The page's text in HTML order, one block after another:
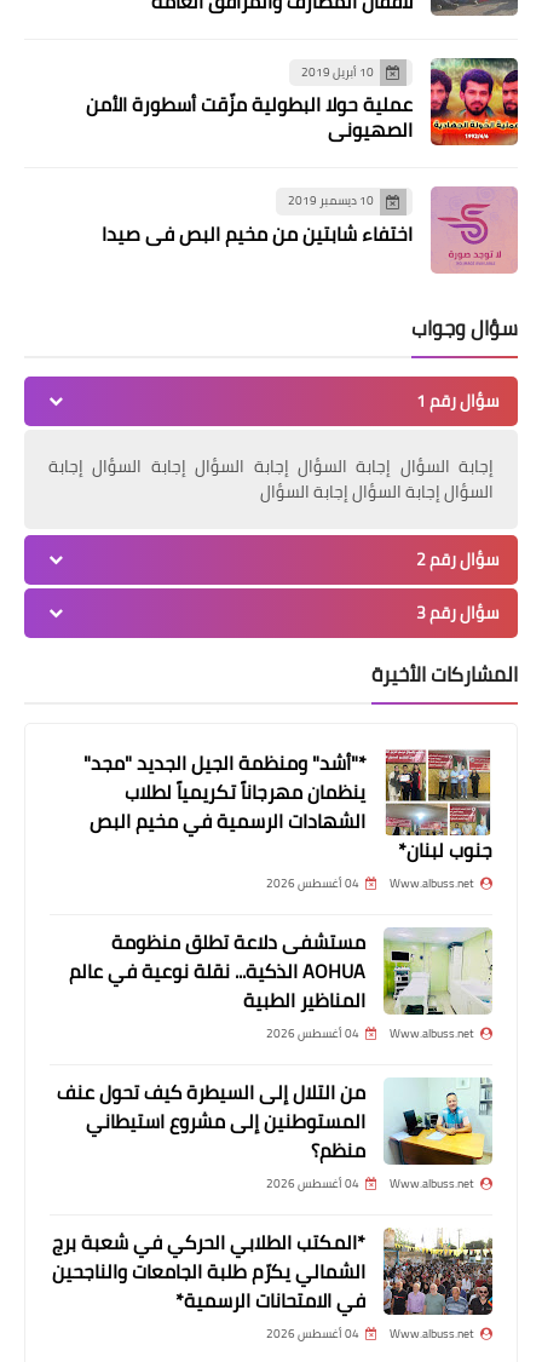
أخبار المخيمات
بجنازة عسكريةٍ وجماهيريّةٍ مهيبةٍ، عين
الحلوة تودِّع الشَّهي♡د سعيد علاء الدين
في موكبٍ جنائزيٍّ مهيبٍ
الرياضة
النهضة بطلاً لدورة الوفاء لمربي الأجيال
الأستاذ علي نوف رحمه الله
أخبار فلسطين
دبور يلتقي القائم باعمال السفارة الكوبية
في لبنان
أخبار فلسطين
10 أبريل 2019
عملية حولا البطولية مزّقت أسطورة الأمن
الصهيوني
10 ديسمبر 2019
اختفاء شابتين من مخيم البص في صيدا
سؤال وجواب
سؤال رقم 1
إجابة السؤال إجابة السؤال إجابة السؤال إجابة السؤال إجابة
السؤال إجابة السؤال إجابة السؤال
سؤال رقم 2
سؤال رقم 3
المشاركات الأخيرة
*"أشد" ومنظمة الجيل الجديد "مجد"
ينظمان مهرجاناً تكريمياً لطلاب
الشهادات الرسمية في مخيم البص
جنوب لبنان*
Www.albuss.net 04 أغسطس 2026
مستشفى دلاعة تطلق منظومة
AOHUA الذكية... نقلة نوعية في عالم
المناظير الطبية
Www.albuss.net 04 أغسطس 2026
من التلال إلى السيطرة كيف تحول عنف
المستوطنين إلى مشروع استيطاني
منظم؟
Www.albuss.net 04 أغسطس 2026
*المكتب الطلابي الحركي في شعبة برج
الشمالي يكرّم طلبة الجامعات والناجحين
في الامتحانات الرسمية*
Www.albuss.net 04 أغسطس 2026